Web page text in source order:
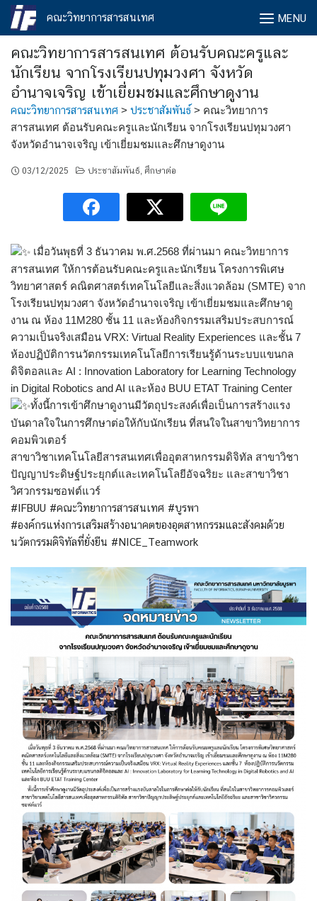
Skip
คณะวิทยาการสารสนเทศ MENU
คณะวิทยาการสารสนเทศ ต้อนรับคณะครูและ
นักเรียน จากโรงเรียนปทุมวงศา จังหวัด
อำนาจเจริญ เข้าเยี่ยมชมและศึกษาดูงาน
คณะวิทยาการสารสนเทศ > ประชาสัมพันธ์ > คณะวิทยาการ
สารสนเทศ ต้อนรับคณะครูและนักเรียน จากโรงเรียนปทุมวงศา
จังหวัดอำนาจเจริญ เข้าเยี่ยมชมและศึกษาดูงาน
03/12/2025 ประชาสัมพันธ์, ศึกษาต่อ
เมื่อวันพุธที่ 3 ธันวาคม พ.ศ.2568 ที่ผ่านมา คณะวิทยาการ
สารสนเทศ ให้การต้อนรับคณะครูและนักเรียน โครงการพิเศษ
วิทยาศาสตร์ คณิตศาสตร์เทคโนโลยีและสิ่งแวดล้อม (SMTE) จาก
โรงเรียนปทุมวงศา จังหวัดอำนาจเจริญ เข้าเยี่ยมชมและศึกษาดู
งาน ณ ห้อง 11M280 ชั้น 11 และห้องกิจกรรมเสริมประสบการณ์
ความเป็นจริงเสมือน VRX: Virtual Reality Experiences และชั้น 7
ห้องปฏิบัติการนวัตกรรมเทคโนโลยีการเรียนรู้ด้านระบบแขนกล
ดิจิตอลและ AI : Innovation Laboratory for Learning Technology
in Digital Robotics and AI และห้อง BUU ETAT Training Center
ทั้งนี้การเข้าศึกษาดูงานมีวัตถุประสงค์เพื่อเป็นการสร้างแรง
บันดาลใจในการศึกษาต่อให้กับนักเรียน ที่สนใจในสาขาวิทยาการ
คอมพิวเตอร์
สาขาวิชาเทคโนโลยีสารสนเทศเพื่ออุตสาหกรรมดิจิทัล สาขาวิชา
ปัญญาประดิษฐ์ประยุกต์และเทคโนโลยีอัจฉริยะ และสาขาวิชา
วิศวกรรมซอฟต์แวร์
#IFBUU #คณะวิทยาการสารสนเทศ #บูรพา
#องค์กรแห่งการเสริมสร้างอนาคตของอุตสาหกรรมและสังคมด้วย
นวัตกรรมดิจิทัลที่ยั่งยืน #NICE_Teamwork